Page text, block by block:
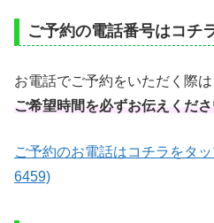
ご予約の電話番号はコチ
お電話でご予約をいただく際は
ご希望時間を必ずお伝えくだ
ご予約のお電話はコチラをタ
6459)